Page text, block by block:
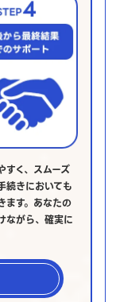
すく、スムーズ
続きにおいても
ます。あなたの
ながら、確実に